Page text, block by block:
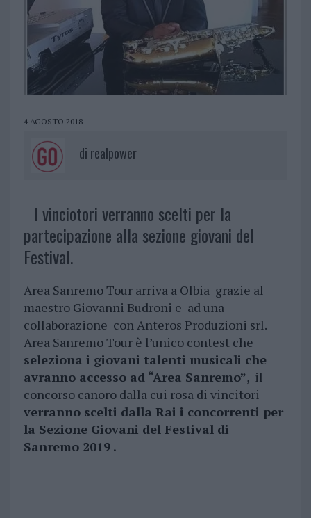
4 AGOSTO 2018
di realpower
I vinciotori verranno scelti per la
partecipazione alla sezione giovani del
Festival.
Area Sanremo Tour arriva a Olbia grazie al
maestro Giovanni Budroni e ad una
collaborazione con Anteros Produzioni srl.
Area Sanremo Tour è l’unico contest che
seleziona i giovani talenti musicali che
avranno accesso ad “Area Sanremo”, il
concorso canoro dalla cui rosa di vincitori
verranno scelti dalla Rai i concorrenti per
la Sezione Giovani del Festival di
Sanremo 2019 .